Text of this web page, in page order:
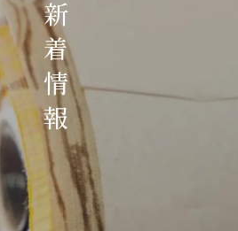
新
着
情
報